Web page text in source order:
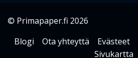
© Primapaper.fi 2026
Blogi
Ota yhteyttä Evästeet
Sivukartta